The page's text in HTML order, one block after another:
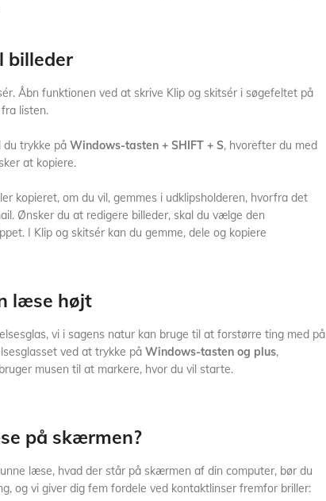
billeder
Åbn funktionen ved at skrive Klip og skitsér i søgefeltet på
listen.
trykke på Windows-tasten + SHIFT + S, hvorefter du med
at kopiere.
kopieret, om du vil, gemmes i udklipsholderen, hvorfra det
Ønsker du at redigere billeder, skal du vælge den
I Klip og skitsér kan du gemme, dele og kopiere
læse højt
vi i sagens natur kan bruge til at forstørre ting med på
ved at trykke på Windows-tasten og plus,
musen til at markere, hvor du vil starte.
på skærmen?
læse, hvad der står på skærmen af din computer, bør du
og vi giver dig fem fordele ved kontaktlinser fremfor briller: